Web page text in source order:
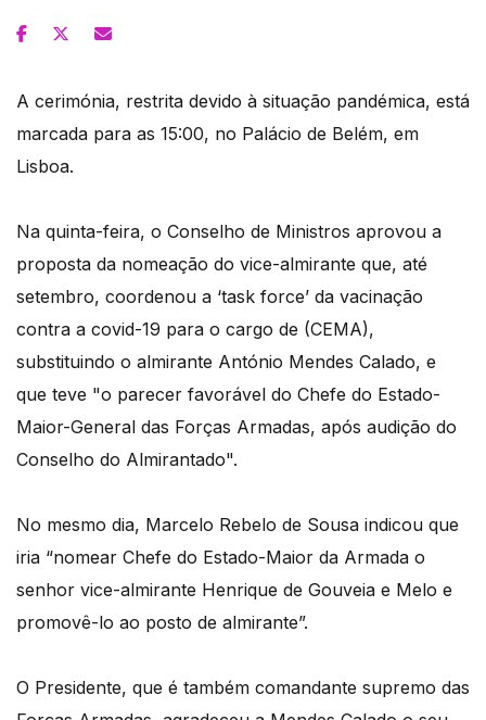
A cerimónia, restrita devido à situação pandémica, está
marcada para as 15:00, no Palácio de Belém, em
Lisboa.
Na quinta-feira, o Conselho de Ministros aprovou a
proposta da nomeação do vice-almirante que, até
setembro, coordenou a ‘task force’ da vacinação
contra a covid-19 para o cargo de (CEMA),
substituindo o almirante António Mendes Calado, e
que teve "o parecer favorável do Chefe do Estado-
Maior-General das Forças Armadas, após audição do
Conselho do Almirantado".
No mesmo dia, Marcelo Rebelo de Sousa indicou que
iria “nomear Chefe do Estado-Maior da Armada o
senhor vice-almirante Henrique de Gouveia e Melo e
promovê-lo ao posto de almirante”.
O Presidente, que é também comandante supremo das